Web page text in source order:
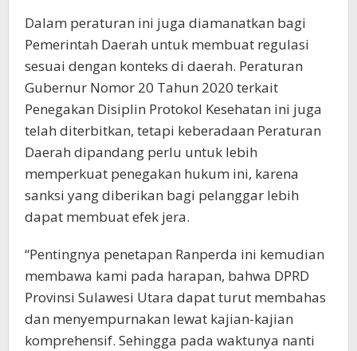
Dalam peraturan ini juga diamanatkan bagi
Pemerintah Daerah untuk membuat regulasi
sesuai dengan konteks di daerah. Peraturan
Gubernur Nomor 20 Tahun 2020 terkait
Penegakan Disiplin Protokol Kesehatan ini juga
telah diterbitkan, tetapi keberadaan Peraturan
Daerah dipandang perlu untuk lebih
memperkuat penegakan hukum ini, karena
sanksi yang diberikan bagi pelanggar lebih
dapat membuat efek jera.
“Pentingnya penetapan Ranperda ini kemudian
membawa kami pada harapan, bahwa DPRD
Provinsi Sulawesi Utara dapat turut membahas
dan menyempurnakan lewat kajian-kajian
komprehensif. Sehingga pada waktunya nanti